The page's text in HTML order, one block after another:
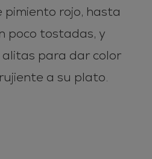
rojo, hasta
poco tostadas, y
para dar color
a su plato.